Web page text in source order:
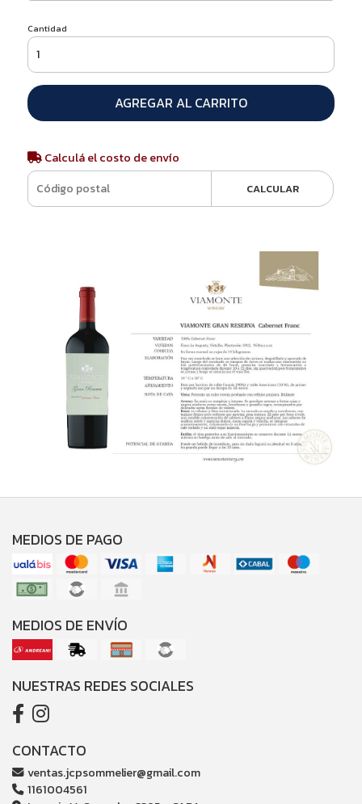
Cantidad
AGREGAR AL CARRITO
Calculá el costo de envío
CALCULAR
MEDIOS DE PAGO
MEDIOS DE ENVÍO
NUESTRAS REDES SOCIALES
CONTACTO
ventas.jcpsommelier@gmail.com
1161004561